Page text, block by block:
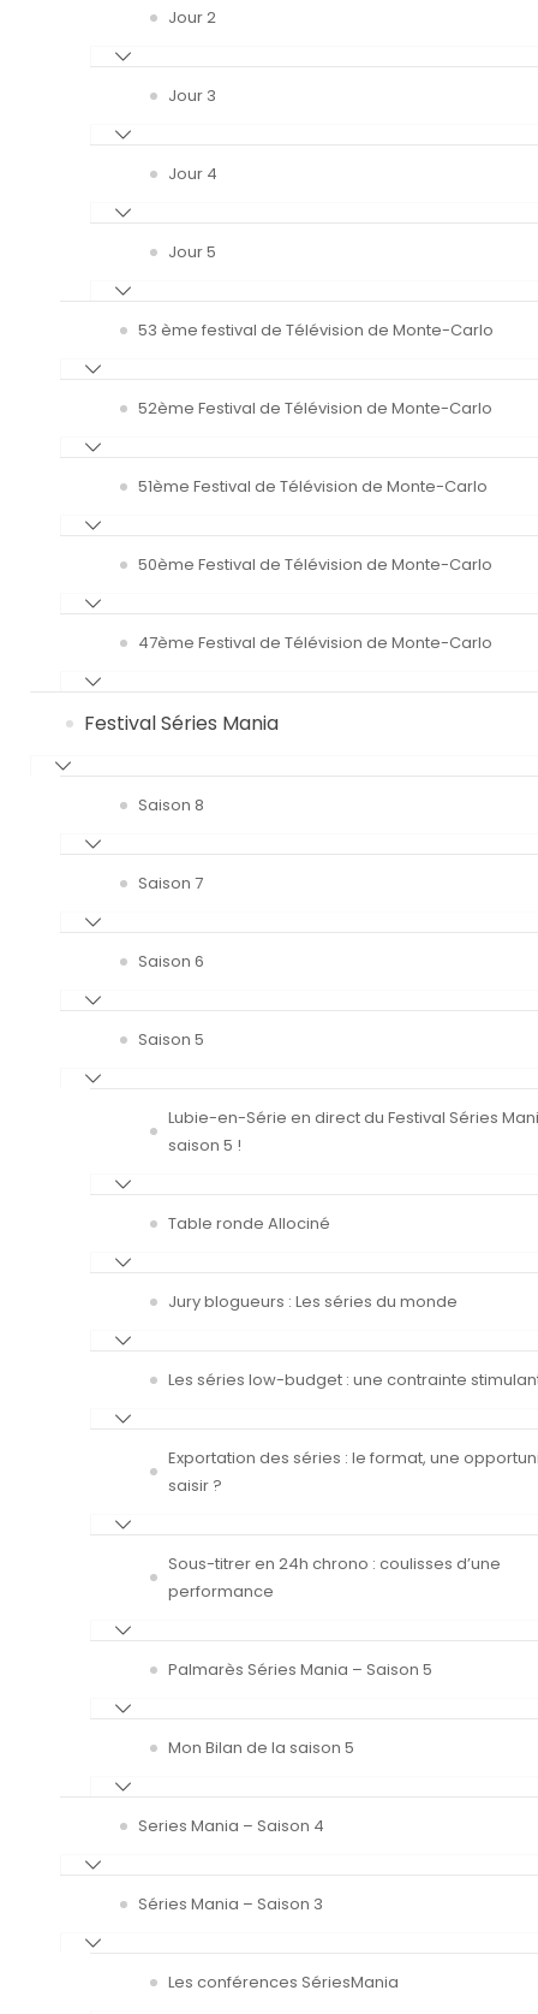
Jour 2
Jour 3
Jour 4
Jour 5
53 ème festival de Télévision de Monte-Carlo
52ème Festival de Télévision de Monte-Carlo
51ème Festival de Télévision de Monte-Carlo
50ème Festival de Télévision de Monte-Carlo
47ème Festival de Télévision de Monte-Carlo
Festival Séries Mania
Saison 8
Saison 7
Saison 6
Saison 5
Lubie-en-Série en direct du Festival Séries
saison 5 !
Table ronde Allociné
Jury blogueurs : Les séries du monde
Les séries low-budget : une contrainte
Exportation des séries : le format, une
saisir ?
Sous-titrer en 24h chrono : coulisses d’une
performance
Palmarès Séries Mania – Saison 5
Mon Bilan de la saison 5
Series Mania – Saison 4
Séries Mania – Saison 3
Les conférences SériesMania